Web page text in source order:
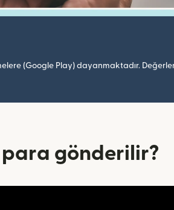
(Google Play) dayanmaktadır.
para gönderilir?